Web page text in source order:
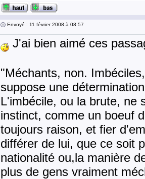
Envoyé : 11 février 2008 à 08:57
J'ai bien aimé ces
"Méchants, non.
suppose une
L'imbécile, ou la brute, ne
instinct, comme un boeuf
toujours raison, et fier
différer de lui, que ce soit
nationalité ou,la manière
plus de gens vraiment